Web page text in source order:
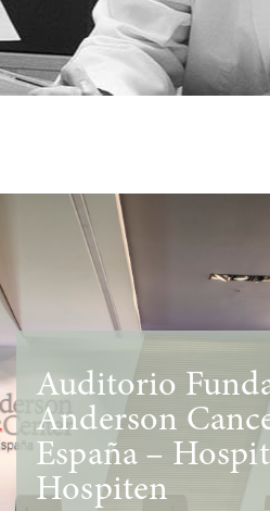
Auditorio
Anderson
España –
Hospiten